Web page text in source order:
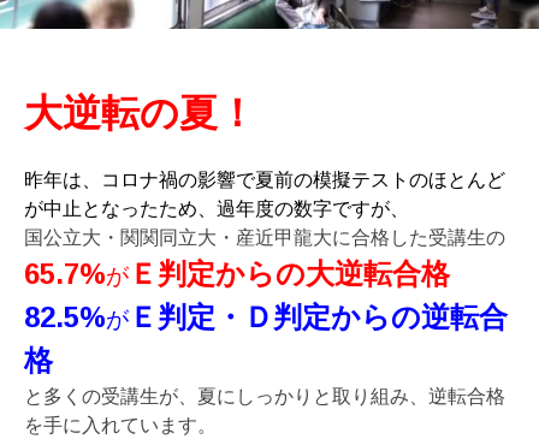
大逆転の夏！
昨年は、コロナ禍の影響で夏前の模擬テストのほとんど
が中止となったため、過年度の数字ですが、
国公立大・関関同立大・産近甲龍大に合格した受講生の
65.7%が Ｅ判定からの大逆転合格
82.5%が Ｅ判定・Ｄ判定からの逆転合
格
と多くの受講生が、夏にしっかりと取り組み、逆転合格
を手に入れています。